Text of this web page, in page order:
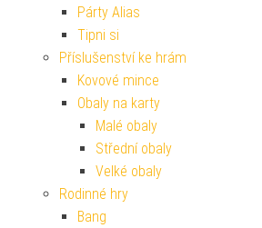
Párty Alias
Tipni si
Příslušenství ke hrám
Kovové mince
Obaly na karty
Malé obaly
Střední obaly
Velké obaly
Rodinné hry
Bang